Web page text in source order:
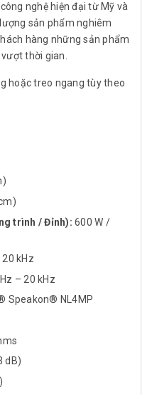
nghệ hiện đại từ Mỹ và
sản phẩm nghiêm
hàng những sản phẩm
thời gian.
hoặc treo ngang tùy theo
trình / Đỉnh): 600 W /
kHz
– 20 kHz
Speakon® NL4MP
dB)